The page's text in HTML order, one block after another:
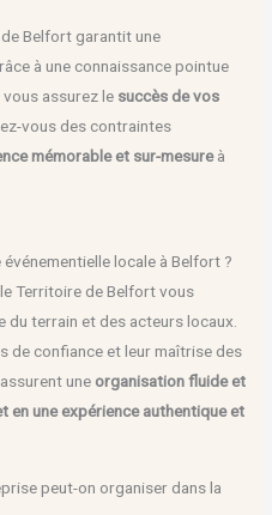
Belfort garantit une
à une connaissance pointue
assurez le succès de vos
vous des contraintes
mémorable et sur-mesureà
locale à Belfort ?
Territoire de Belfort vous
du terrain et des acteurs locaux.
de confiance et leur maîtrise des
une organisation fluide et
une expérience authentique et
peut-on organiser dans la